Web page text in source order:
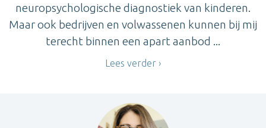
neuropsychologische diagnostiek van kinderen.
Maar ook bedrijven en volwassenen kunnen bij mij
terecht binnen een apart aanbod ...
Lees verder